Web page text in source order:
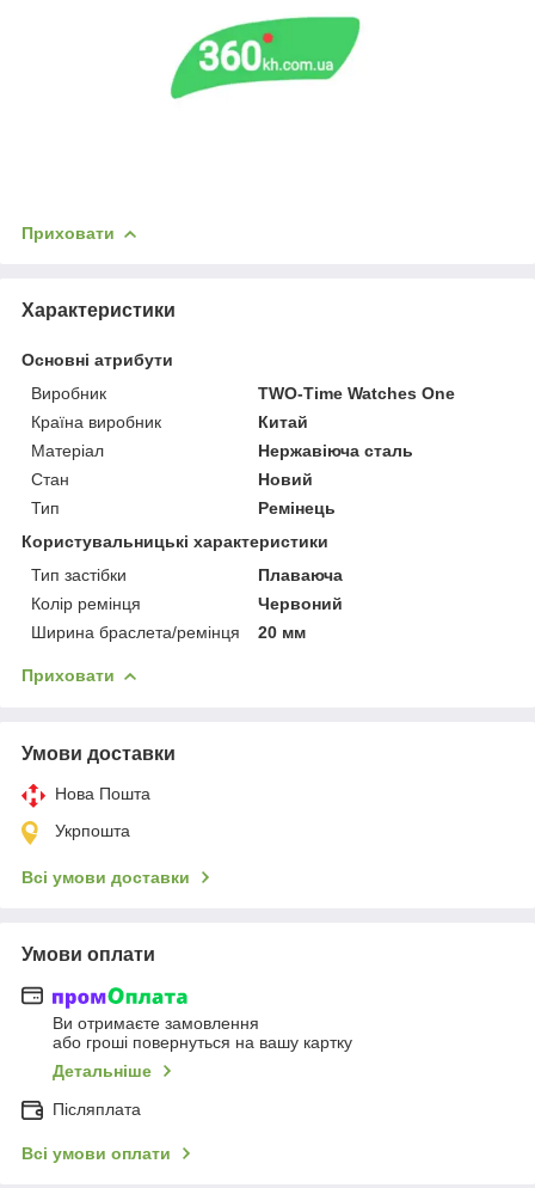
Приховати
Характеристики
Основні атрибути
Виробник
TWO-Time Watches One
Країна виробник
Китай
Матеріал
Нержавіюча сталь
Стан
Новий
Тип
Ремінець
Користувальницькі характеристики
Тип застібки
Плаваюча
Колір ремінця
Червоний
Ширина браслета/ремінця
20 мм
Приховати
Умови доставки
Нова Пошта
Укрпошта
Всі умови доставки
Умови оплати
Ви отримаєте замовлення
або гроші повернуться на вашу картку
Детальніше
Післяплата
Всі умови оплати